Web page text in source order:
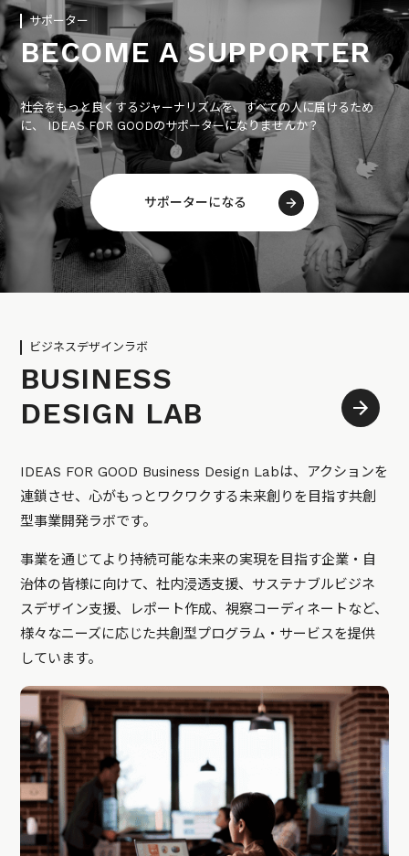
サポーター
BECOME A SUPPORTER
社会をもっと良くするジャーナリズムを、すべての人に届けるため
に、 IDEAS FOR GOODのサポーターになりませんか？
サポーターになる
ビジネスデザインラボ
BUSINESS
DESIGN LAB
IDEAS FOR GOOD Business Design Labは、アクションを
連鎖させ、心がもっとワクワクする未来創りを目指す共創
型事業開発ラボです。
事業を通じてより持続可能な未来の実現を目指す企業・自
治体の皆様に向けて、社内浸透支援、サステナブルビジネ
スデザイン支援、レポート作成、視察コーディネートなど、
様々なニーズに応じた共創型プログラム・サービスを提供
しています。